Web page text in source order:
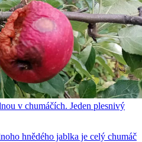
v chumáčích. Jeden plesnivý
hnědého jablka je celý chumáč